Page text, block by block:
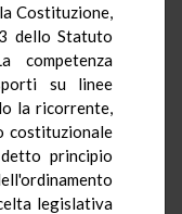
Costituzione,
dello Statuto
competenza
su linee
la ricorrente,
costituzionale
principio
legislativa